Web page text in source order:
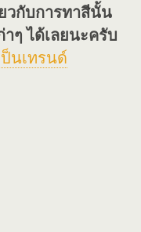
วกับการทาสีนั้น
ๆ ได้เลยนะครับ
ป็นเทรนด์